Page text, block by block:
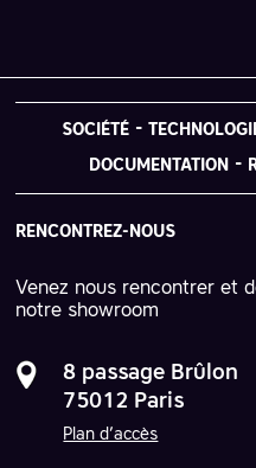
SOCIÉTÉ
DOCUMENTATION
RENCONTREZ-NOUS
Venez nous rencontrer et
notre showroom
8 passage Brûlon
75012 Paris
Plan d’accès